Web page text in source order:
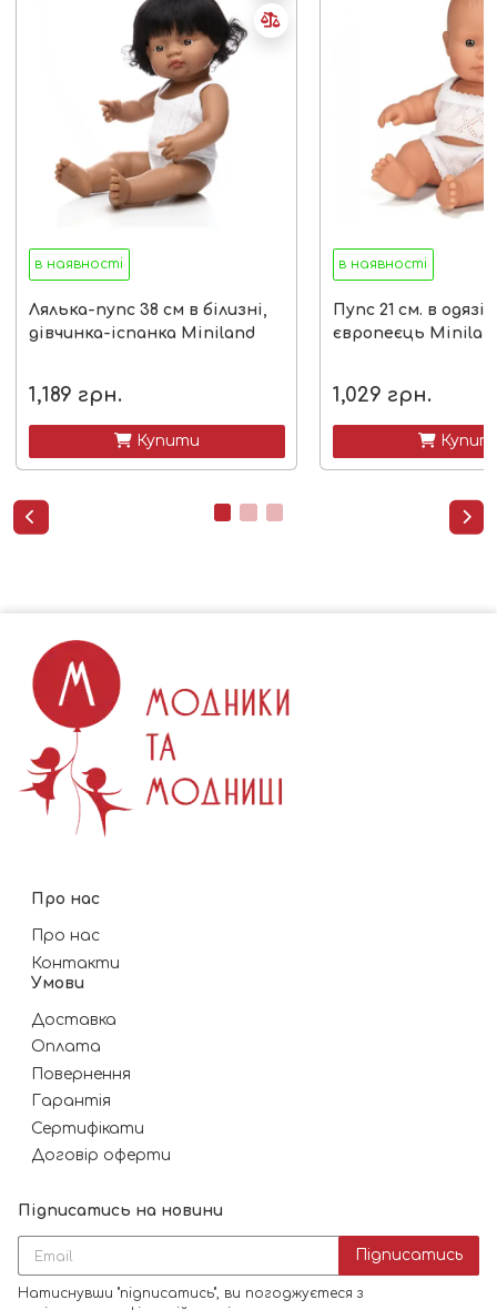
в наявності
Лялька-пупс 38 см в білизні,
дівчинка-іспанка Miniland
1,189 грн.
 Купити
в наявності
Пупс 21 см. в
європеєць
1,029 грн.

 
Про нас
Про нас
Контакти
Умови
Доставка
Оплата
Повернення
Гарантія
Сертифікати
Договір оферти
Підписатись на новини
Підписатись
Натиснувши "підписатись", ви погоджуєтеся з